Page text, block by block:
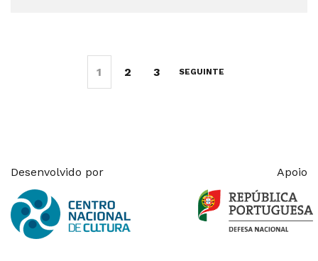
1 2 3 SEGUINTE
Desenvolvido por Apoio